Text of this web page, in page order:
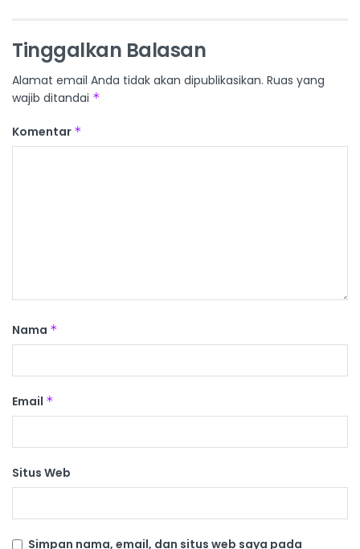
Tinggalkan Balasan
Alamat email Anda tidak akan dipublikasikan. Ruas yang
wajib ditandai *
Komentar *
Nama *
Email *
Situs Web
Simpan nama, email, dan situs web saya pada